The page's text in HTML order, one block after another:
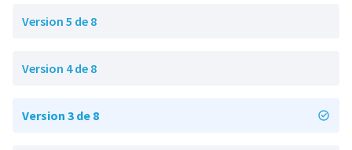
Version 5 de 8
Version 4 de 8
Version 3 de 8